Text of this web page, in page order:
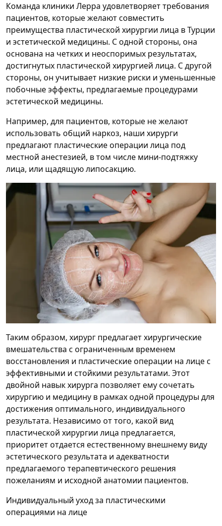
Команда клиники Лерра удовлетворяет требования
пациентов, которые желают совместить
преимущества пластической хирургии лица в Турции
и эстетической медицины. С одной стороны, она
основана на четких и неоспоримых результатах,
достигнутых пластической хирургией лица. С другой
стороны, он учитывает низкие риски и уменьшенные
побочные эффекты, предлагаемые процедурами
эстетической медицины.
Например, для пациентов, которые не желают
использовать общий наркоз, наши хирурги
предлагают пластические операции лица под
местной анестезией, в том числе мини-подтяжку
лица, или щадящую липосакцию.
Таким образом, хирург предлагает хирургические
вмешательства с ограниченным временем
восстановления и пластические операции на лице с
эффективными и стойкими результатами. Этот
двойной навык хирурга позволяет ему сочетать
хирургию и медицину в рамках одной процедуры для
достижения оптимального, индивидуального
результата. Независимо от того, какой вид
пластической хирургии лица предлагается,
приоритет отдается естественному внешнему виду
эстетического результата и адекватности
предлагаемого терапевтического решения
пожеланиям и исходной анатомии пациентов.
Индивидуальный уход за пластическими
операциями на лице